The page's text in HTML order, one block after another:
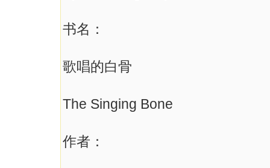
书名：
歌唱的白骨
The Singing Bone
作者：